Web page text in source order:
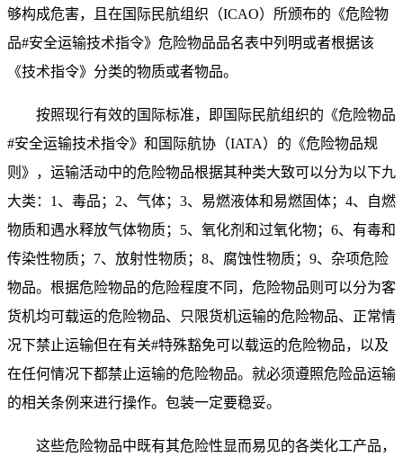
够构成危害，且在国际民航组织（ICAO）所颁布的《危险物
品#安全运输技术指令》危险物品品名表中列明或者根据该
《技术指令》分类的物质或者物品。
按照现行有效的国际标准，即国际民航组织的《危险物品
#安全运输技术指令》和国际航协（IATA）的《危险物品规
则》，运输活动中的危险物品根据其种类大致可以分为以下九
大类：1、毒品；2、气体；3、易燃液体和易燃固体；4、自燃
物质和遇水释放气体物质；5、氧化剂和过氧化物；6、有毒和
传染性物质；7、放射性物质；8、腐蚀性物质；9、杂项危险
物品。根据危险物品的危险程度不同，危险物品则可以分为客
货机均可载运的危险物品、只限货机运输的危险物品、正常情
况下禁止运输但在有关#特殊豁免可以载运的危险物品，以及
在任何情况下都禁止运输的危险物品。就必须遵照危险品运输
的相关条例来进行操作。包装一定要稳妥。
这些危险物品中既有其危险性显而易见的各类化工产品，